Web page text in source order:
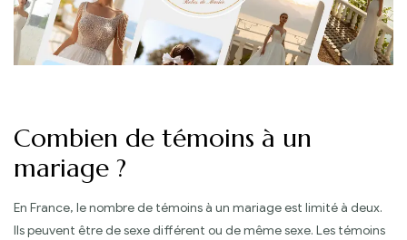
Combien de témoins à un
mariage ?
En France, le nombre de témoins à un mariage est limité à deux.
Ils peuvent être de sexe différent ou de même sexe. Les témoins